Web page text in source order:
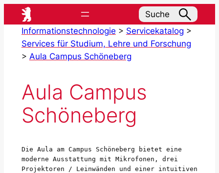
Inhalt
springen
Suche
Informationstechnologie > Servicekatalog >
Services für Studium, Lehre und Forschung
> Aula Campus Schöneberg
Aula Campus
Schöneberg
Die Aula am Campus Schöneberg bietet eine
moderne Ausstattung mit Mikrofonen, drei
Projektoren / Leinwänden und einer intuitiven